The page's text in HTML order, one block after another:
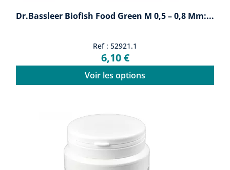
Dr.Bassleer Biofish Food Green M 0,5 – 0,8 Mm:...
Ref : 52921.1
6,10 €
Voir les options